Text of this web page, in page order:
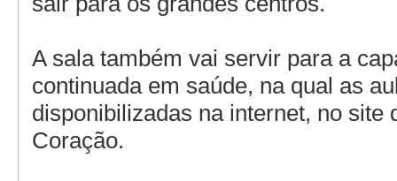
A sala também vai servir para a
continuada em saúde, na qual as
disponibilizadas na internet, no site
Coração.